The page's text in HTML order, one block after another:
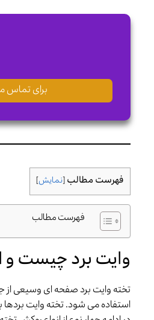
برای تماس
فهرست مطالب [نمایش]
فهرست مطالب
وایت برد چیست و
تخته وایت برد صفحه ای وسیعی
استفاده می شود. تخته وایت